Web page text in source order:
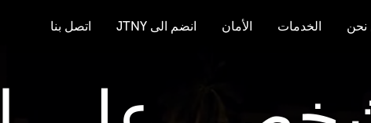
الخدمات الأمان انضم الى JTNY اتصل بنا